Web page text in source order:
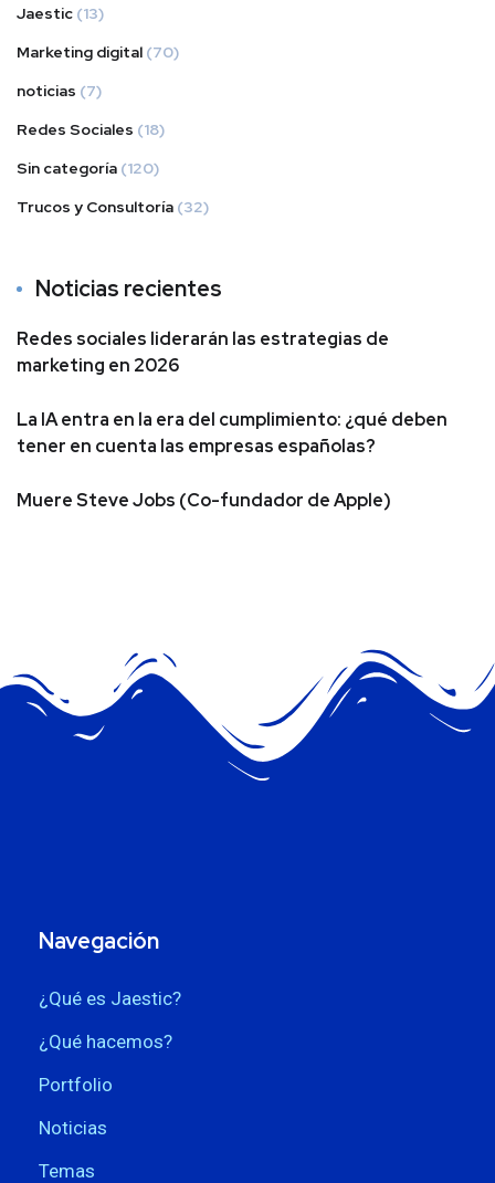
Jaestic (13)
Marketing digital (70)
noticias (7)
Redes Sociales (18)
Sin categoría (120)
Trucos y Consultoría (32)
Noticias recientes
Redes sociales liderarán las estrategias de
marketing en 2026
La IA entra en la era del cumplimiento: ¿qué deben
tener en cuenta las empresas españolas?
Muere Steve Jobs (Co-fundador de Apple)
Navegación
¿Qué es Jaestic?
¿Qué hacemos?
Portfolio
Noticias
Temas